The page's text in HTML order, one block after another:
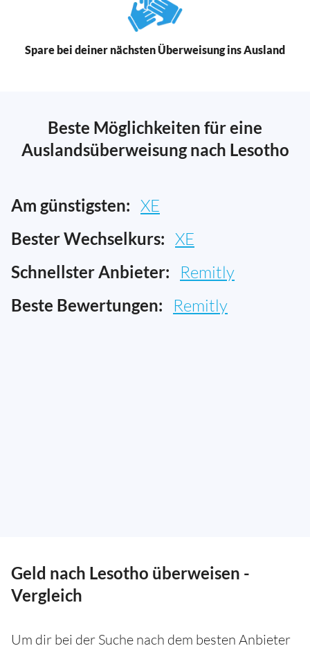
Spare bei deiner nächsten Überweisung ins Ausland
Beste Möglichkeiten für eine
Auslandsüberweisung nach Lesotho
Am günstigsten: XE
Bester Wechselkurs: XE
Schnellster Anbieter: Remitly
Beste Bewertungen: Remitly
Geld nach Lesotho überweisen -
Vergleich
Um dir bei der Suche nach dem besten Anbieter